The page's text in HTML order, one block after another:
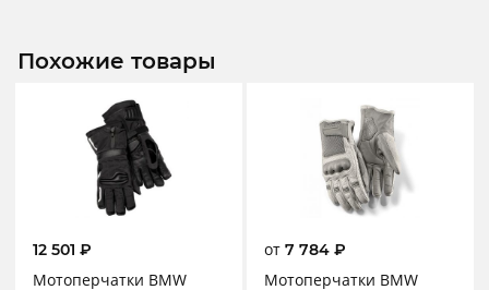
Похожие товары
12 501 ₽
Мотоперчатки BMW
от 7 784 ₽
Мотоперчатки BMW